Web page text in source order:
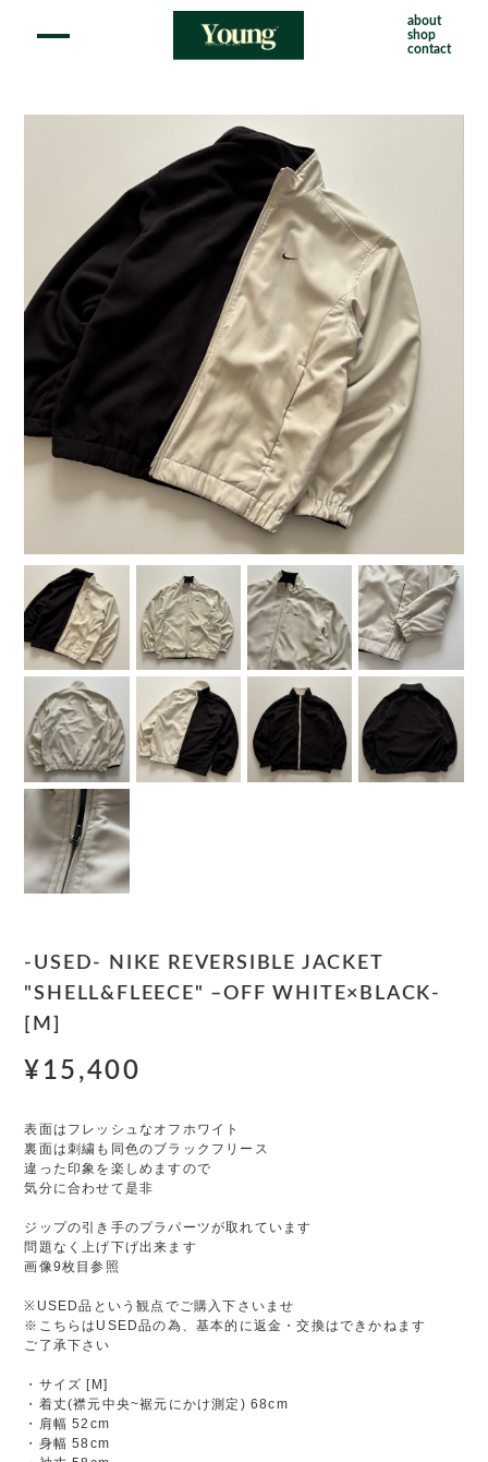
about
shop
contact
-USED- NIKE REVERSIBLE JACKET
"SHELL&FLEECE" –OFF WHITE×BLACK-
[M]
¥15,400
表面はフレッシュなオフホワイト
裏面は刺繍も同色のブラックフリース
違った印象を楽しめますので
気分に合わせて是非
ジップの引き手のプラパーツが取れています
問題なく上げ下げ出来ます
画像9枚目参照
※USED品という観点でご購入下さいませ
※こちらはUSED品の為、基本的に返金・交換はできかねます
ご了承下さい
・サイズ [M]
・着丈(襟元中央~裾元にかけ測定) 68cm
・肩幅 52cm
・身幅 58cm